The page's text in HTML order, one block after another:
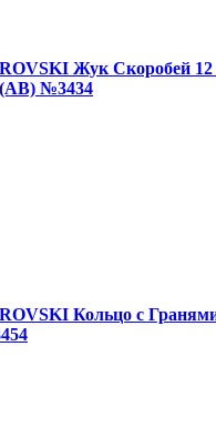
Жук Скоробей
№3434
Кольцо с